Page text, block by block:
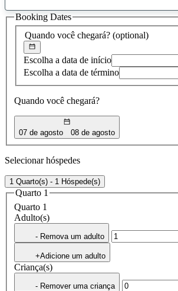
sugestão
encontrada
Quando você chegará? (optional)
Escolha a data de início
Escolha a data de término
Quando você chegará?
07 de agosto 08 de agosto
Booking Dates
Selecionar hóspedes
1 Quarto(s) - 1 Hóspede(s)
Quarto 1
Quarto 1
Adulto(s)
- Remova um adulto
+Adicione um adulto
Criança(s)
- Remover uma criança